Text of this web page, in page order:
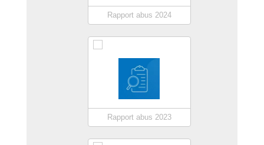
Rapport abus 2024
Rapport abus 2023